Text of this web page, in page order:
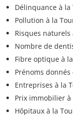
Délinquance à la
Pollution à la
Risques naturels
Nombre de
Fibre optique à
Prénoms
Entreprises à la
Prix immobilier à
Hôpitaux à la